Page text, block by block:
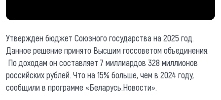
Утвержден бюджет Союзного государства на 2025 год.
Данное решение принято Высшим госсоветом объединения.
По доходам он составляет 7 миллиардов 328 миллионов
российских рублей. Что на 15% больше, чем в 2024 году,
сообщили в программе «Беларусь.Новости».